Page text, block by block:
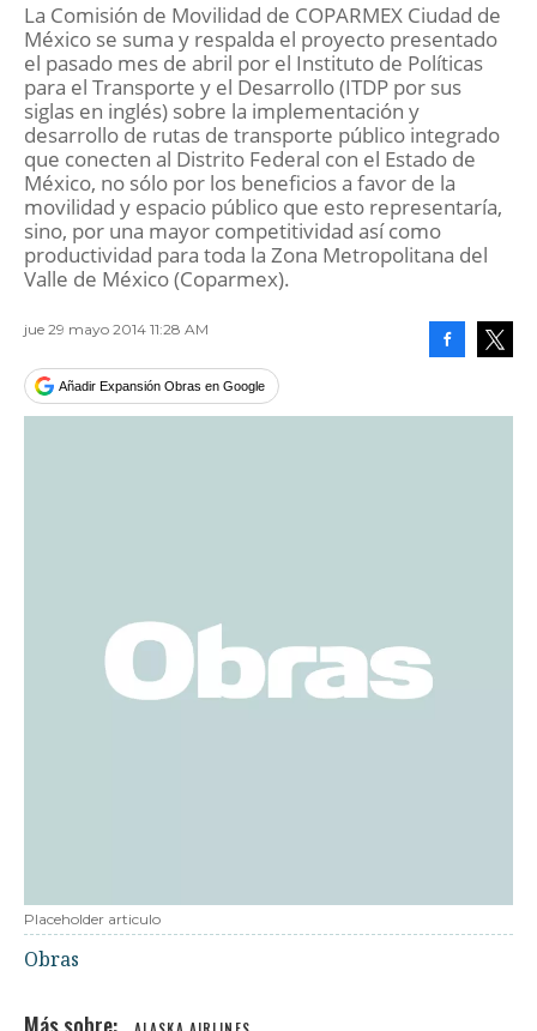
La Comisión de Movilidad de COPARMEX Ciudad de
México se suma y respalda el proyecto presentado
el pasado mes de abril por el Instituto de Políticas
para el Transporte y el Desarrollo (ITDP por sus
siglas en inglés) sobre la implementación y
desarrollo de rutas de transporte público integrado
que conecten al Distrito Federal con el Estado de
México, no sólo por los beneficios a favor de la
movilidad y espacio público que esto representaría,
sino, por una mayor competitividad así como
productividad para toda la Zona Metropolitana del
Valle de México (Coparmex).
jue 29 mayo 2014 11:28 AM
Añadir Expansión Obras en Google
Placeholder articulo
Obras